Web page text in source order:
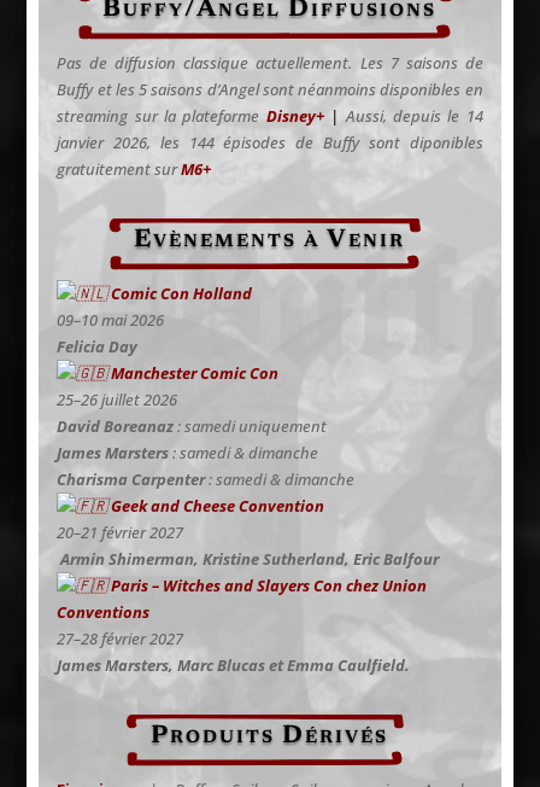
Buffy/Angel Diffusions
Pas de diffusion classique actuellement. Les 7 saisons de
Buffy et les 5 saisons d’Angel sont néanmoins disponibles en
streaming sur la plateforme Disney+ |Aussi, depuis le 14
janvier 2026, les 144 épisodes de Buffy sont diponibles
gratuitement surM6+
Evènements à Venir
Comic Con Holland
09–10 mai 2026
Felicia Day
Manchester Comic Con
25–26 juillet 2026
David Boreanaz: samedi uniquement
James Marsters: samedi & dimanche
Charisma Carpenter: samedi & dimanche
Geek and Cheese Convention
20–21 février 2027
Armin Shimerman, Kristine Sutherland, Eric Balfour
Paris – Witches and Slayers Con chez Union
Conventions
27–28 février 2027
James Marsters, Marc Blucas et Emma Caulfield.
Produits Dérivés